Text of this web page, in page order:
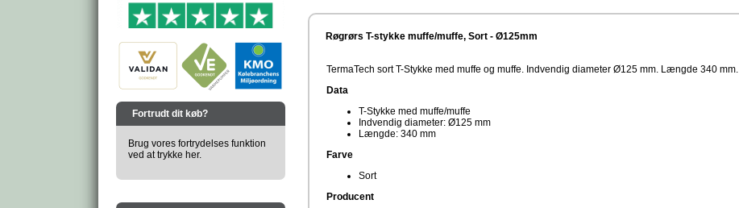
Fortrudt dit køb?
Brug vores fortrydelses funktion
ved at trykke her.
Røgrørs T-stykke muffe/muffe, Sort - Ø125mm
TermaTech sort T-Stykke med muffe og muffe. Indvendig diameter Ø125 mm. Længde 340 mm.
Data
T-Stykke med muffe/muffe
Indvendig diameter: Ø125 mm
Længde: 340 mm
Farve
Sort
Producent